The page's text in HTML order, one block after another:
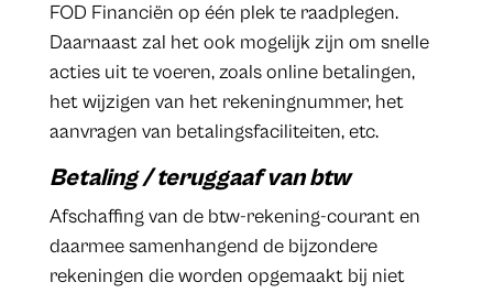
FOD Financiën op één plek te raadplegen.
Daarnaast zal het ook mogelijk zijn om snelle
acties uit te voeren, zoals online betalingen,
het wijzigen van het rekeningnummer, het
aanvragen van betalingsfaciliteiten, etc.
Betaling / teruggaaf van btw
Afschaffing van de btw-rekening-courant en
daarmee samenhangend de bijzondere
rekeningen die worden opgemaakt bij niet